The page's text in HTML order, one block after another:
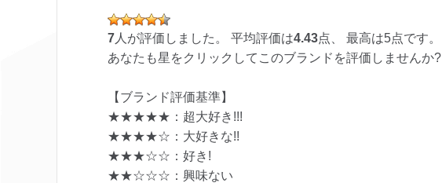
7 人が評価しました。 平均評価は4.43点、 最高は5点です。
あなたも星をクリックしてこのブランドを評価しませんか?
【ブランド評価基準】
★★★★★：超大好き!!!
★★★★☆：大好きな!!
★★★☆☆：好き!
★★☆☆☆：興味ない